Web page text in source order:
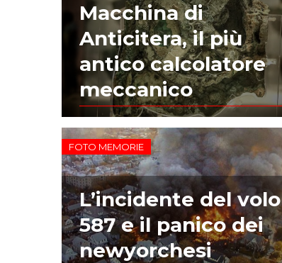
Macchina di
Anticitera, il più
antico calcolatore
meccanico
FOTO MEMORIE
L’incidente del volo
587 e il panico dei
newyorchesi